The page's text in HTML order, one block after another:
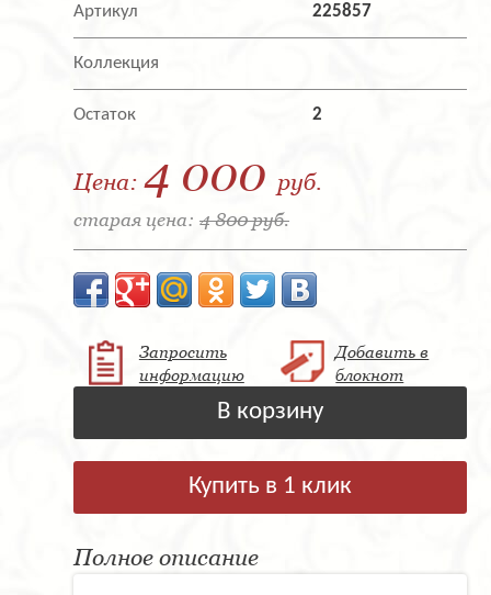
Артикул 225857
Коллекция
Остаток 2
Цена: 4 000 руб.
старая цена: 4 800 руб.
Запросить
информацию
Добавить в
блокнот
В корзину
Купить в 1 клик
Полное описание